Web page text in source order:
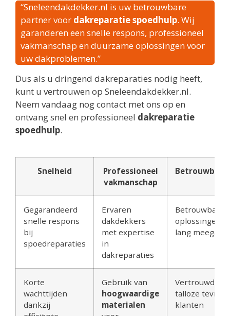
“Sneleendakdekker.nl is uw betrouwbare
partner voor dakreparatie spoedhulp. Wij
garanderen een snelle respons, professioneel
vakmanschap en duurzame oplossingen voor
uw dakproblemen.”
Dus als u dringend dakreparaties nodig heeft,
kunt u vertrouwen op Sneleendakdekker.nl.
Neem vandaag nog contact met ons op en
ontvang snel en professioneel dakreparatie
spoedhulp.
Snelheid
Professioneel
vakmanschap
Gegarandeerd
snelle respons
bij
spoedreparaties
Ervaren
dakdekkers
met expertise
in
dakreparaties
Betrouwbare
oplossingen
lang meegaan
Korte
wachttijden
dankzij
Gebruik van
hoogwaardige
materialen
Vertrouwd
talloze
klanten